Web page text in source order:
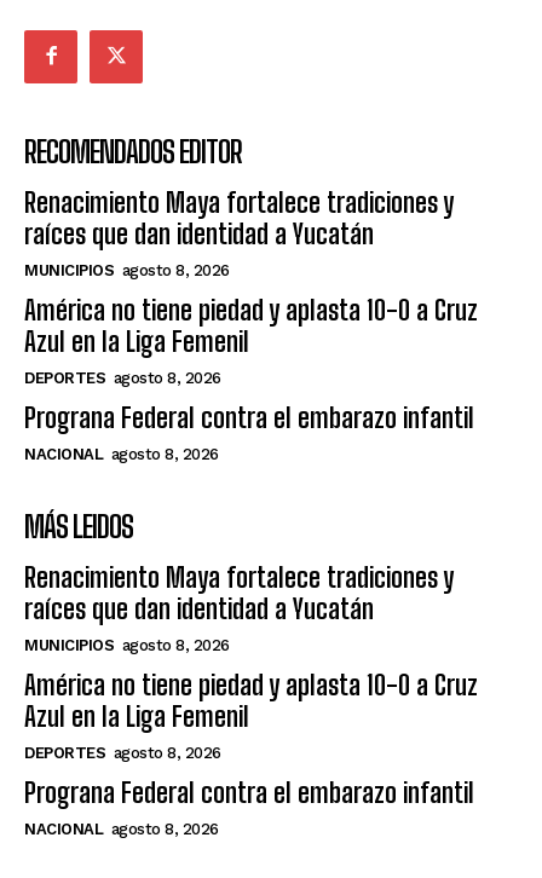
RECOMENDADOS EDITOR
Renacimiento Maya fortalece tradiciones y
raíces que dan identidad a Yucatán
MUNICIPIOS agosto 8, 2026
América no tiene piedad y aplasta 10-0 a Cruz
Azul en la Liga Femenil
DEPORTES agosto 8, 2026
Prograna Federal contra el embarazo infantil
NACIONAL agosto 8, 2026
MÁS LEIDOS
Renacimiento Maya fortalece tradiciones y
raíces que dan identidad a Yucatán
MUNICIPIOS agosto 8, 2026
América no tiene piedad y aplasta 10-0 a Cruz
Azul en la Liga Femenil
DEPORTES agosto 8, 2026
Prograna Federal contra el embarazo infantil
NACIONAL agosto 8, 2026